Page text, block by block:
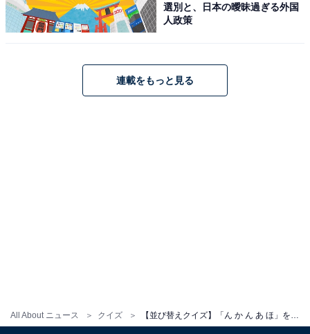
All About ニュース クイズ
選別と、日本の曖昧過ぎる外国
人政策
連載をもっと見る